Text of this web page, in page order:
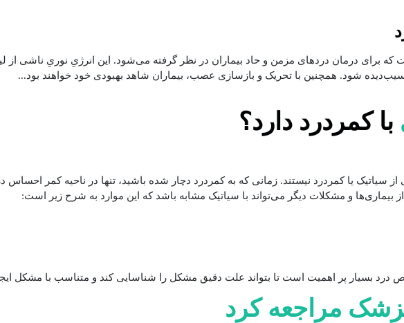
که برای درمان دردهای مزمن و حاد بیماران در نظر گرفته می‌شود. این انرژیِ نوریِ ناشی از
شود. همچنین با تحریک و بازسازی عصب، بیماران شاهد بهبودی خود خواهند بود...
با کمردرد دارد؟
سیاتیک یا کمردرد نیستند. زمانی که به کمردرد دچار شده باشید، تنها در ناحیه کمر احساس
از بیماری‌ها و مشکلات دیگر می‌تواند با سیاتیک مشابه باشد که این موارد به شرح زیر است:
بسیار پر اهمیت است تا بتواند علت دقیق مشکل را شناسایی کند و متناسب با مشکل
مراجعه کرد